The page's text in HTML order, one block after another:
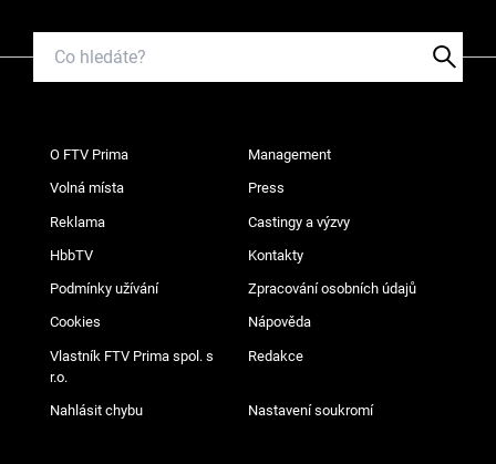
O FTV Prima Management
Volná místa Press
Reklama Castingy a výzvy
HbbTV Kontakty
Podmínky užívání Zpracování osobních údajů
Cookies Nápověda
Vlastník FTV Prima spol. s
r.o.
Redakce
Nahlásit chybu Nastavení soukromí